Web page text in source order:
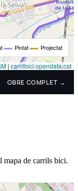
mapa de carrils bici.